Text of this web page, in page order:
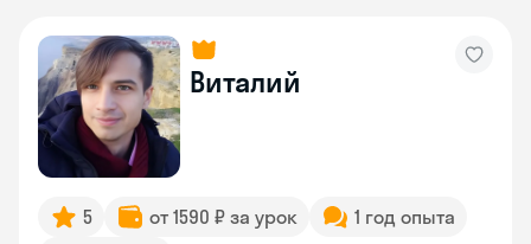
Виталий
5 от 1590 ₽ за урок
1 год опыта